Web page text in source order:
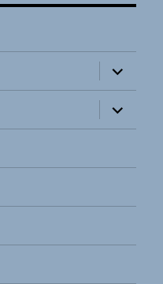
öffnen
öffnen